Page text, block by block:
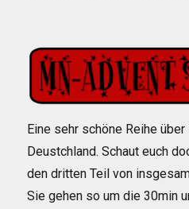
Eine sehr schöne Reihe
Deustchland. Schaut euch
den dritten Teil von
Sie gehen so um die 30min